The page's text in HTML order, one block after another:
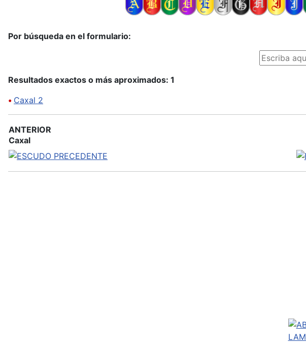
Por búsqueda en el formulario:
Resultados exactos o más aproximados: 1
• Caxal 2
ANTERIOR
Caxal